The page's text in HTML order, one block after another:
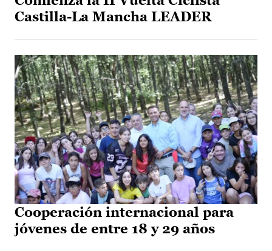
Castilla-La Mancha LEADER
Cooperación internacional para
jóvenes de entre 18 y 29 años